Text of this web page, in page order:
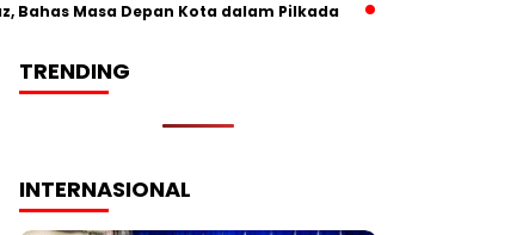
Masa Depan Kota dalam Pilkada
TRENDING
INTERNASIONAL